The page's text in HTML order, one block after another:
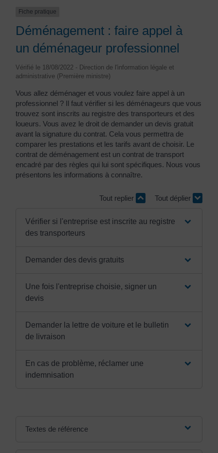
Fiche pratique
Déménagement : faire appel à
un déménageur professionnel
Vérifié le 18/08/2022 - Direction de l'information légale et
administrative (Première ministre)
Vous allez déménager et vous voulez faire appel à un
professionnel ? Il faut vérifier si les déménageurs que vous
trouvez sont inscrits au registre des transporteurs et des
loueurs. Vous avez le droit de demander un devis gratuit
avant la signature du contrat. Cela vous permettra de
comparer les prestations et les tarifs avant de choisir. Le
contrat de déménagement est un contrat de transport
encadré par des règles qui lui sont spécifiques. Nous vous
présentons les informations à connaître.
Tout replier Tout déplier
Vérifier si l'entreprise est inscrite au registre
des transporteurs
Demander des devis gratuits
Une fois l'entreprise choisie, signer un
devis
Demander la lettre de voiture et le bulletin
de livraison
En cas de problème, réclamer une
indemnisation
Textes de référence